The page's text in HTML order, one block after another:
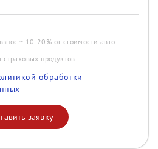
~ 10-20% от стоимости авто
страховых продуктов
обработки
заявку